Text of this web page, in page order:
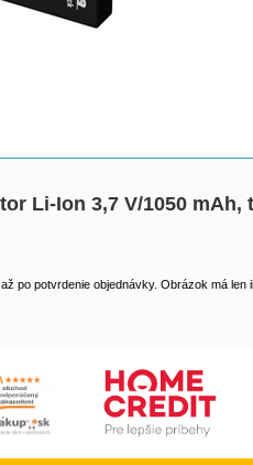
Li-Ion 3,7 V/1050 mAh,
po potvrdenie objednávky. Obrázok má len